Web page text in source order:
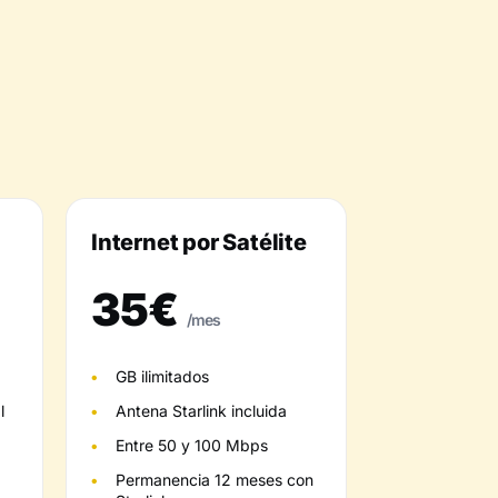
Internet por Satélite
35€ /mes
GB ilimitados
Antena Starlink incluida
Entre 50 y 100 Mbps
Permanencia 12 meses con